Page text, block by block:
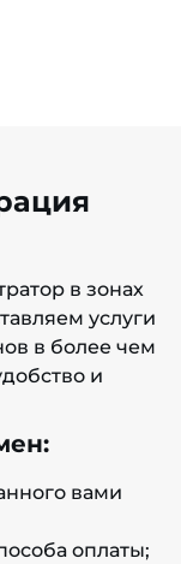
в зонах
услуги
в более чем
и
вами
оплаты;